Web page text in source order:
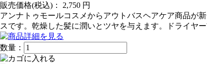
販売価格(税込)： 2,750 円
アンナトゥモールコスメからアウトバスヘアケア商品が
スです。乾燥した髪に潤いとツヤを与えます。ドライヤ
数量：